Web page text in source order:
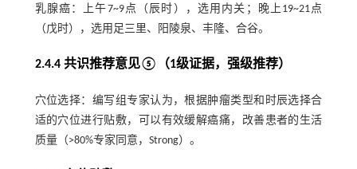
乳腺癌：上午7~9点（辰时），选用内关；晚上19~21点
（戊时），选用足三里、阳陵泉、丰隆、合谷。
2.4.4 共识推荐意见⑤（1级证据，强级推荐）
穴位选择：编写组专家认为，根据肿瘤类型和时辰选择合
适的穴位进行贴敷，可以有效缓解癌痛，改善患者的生活
质量（>80%专家同意，Strong）。